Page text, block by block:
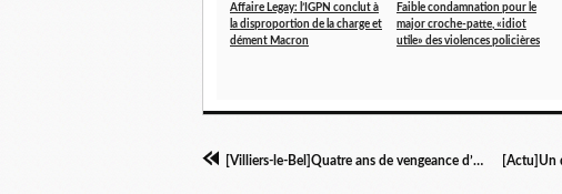
Affaire Legay: l’IGPN conclut à
la disproportion de la charge et
dément Macron
Faible condamnation pour le
major croche-patte, «idiot
utile» des violences policières
[Villiers-le-Bel]Quatre ans de vengeance d’État